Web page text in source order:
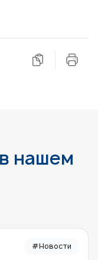
нашем
#Новости